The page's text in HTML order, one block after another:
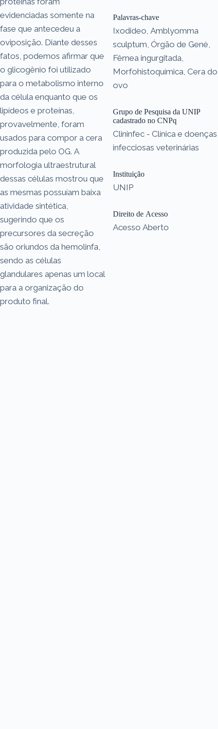
evidenciadas somente na
fase que antecedeu a
oviposição. Diante desses
fatos, podemos afirmar que
o glicogênio foi utilizado
para o metabolismo interno
da célula enquanto que os
lipídeos e proteínas,
provavelmente, foram
usados para compor a cera
produzida pelo OG. A
morfologia ultraestrutural
dessas células mostrou que
as mesmas possuíam baixa
atividade sintética,
sugerindo que os
precursores da secreção
são oriundos da hemolinfa,
sendo as células
glandulares apenas um local
para a organização do
produto final.
Palavras-chave
Ixodideo, Amblyomma
sculptum, Órgão de Gené,
Fêmea ingurgitada,
Morfohistoquímica, Cera do
ovo
Grupo de Pesquisa da UNIP
cadastrado no CNPq
Clininfec - Clínica e doenças
infecciosas veterinárias
Instituição
UNIP
Direito de Acesso
Acesso Aberto